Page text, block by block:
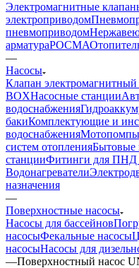
Электромагнитные
электроприводом
пневмоприводом
арматураРОСМА
—
Насосы
Клапан
BOXНасосные станции
водоснабжения
бакиКомплектующие и
водоснабженияМотопомпы
систем отопленияБытовые
станцииФитинги для ПНД
Водонагреватели
назначения
—
Поверхностные насосы
Насосы для бассейнов
насосыФекальные насосы
насосыНасосы для
—Поверхностный насос